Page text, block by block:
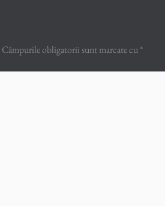
Câmpurile obligatorii sunt marcate cu*